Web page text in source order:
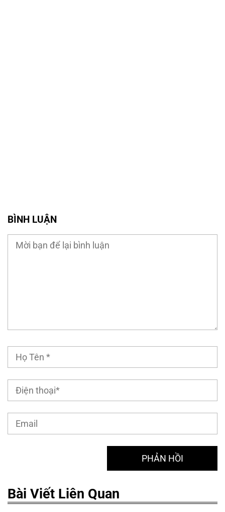
BÌNH LUẬN
Bài Viết Liên Quan